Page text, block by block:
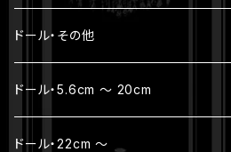
ボトムス
アウター
セット
YmY / UF doll / オビツ11 / ねんどーる
SD16 / SDGr女の子・ハイヒール
ドール・その他
帽子 / バッグ
お出かけポーチ
ドール・5.6cm ～ 20cm
フルセット
ドール・22cm ～